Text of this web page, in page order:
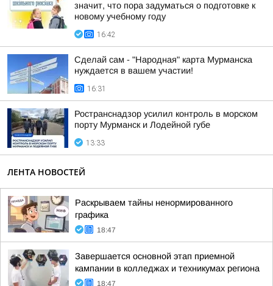
значит, что пора задуматься о подготовке к
новому учебному году
16:42
Сделай сам - "Народная" карта Мурманска
нуждается в вашем участии!
16:31
Ространснадзор усилил контроль в морском
порту Мурманск и Лодейной губе
13:33
ЛЕНТА НОВОСТЕЙ
Раскрываем тайны ненормированного
графика
18:47
Завершается основной этап приемной
кампании в колледжах и техникумах региона
18:47